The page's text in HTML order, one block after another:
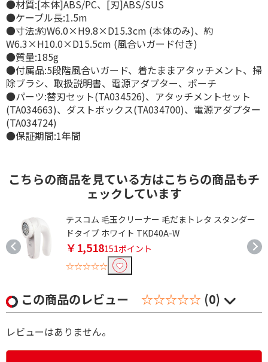
●材質:[本体]ABS/PC、[刃]ABS/SUS
●ケーブル長:1.5m
●寸法:約W6.0×H9.8×D15.3cm (本体のみ)、約
W6.3×H10.0×D15.5cm (風合いガード付き)
●質量:185g
●付属品:5段階風合いガード、着たままアタッチメント、掃
除ブラシ、取扱説明書、電源アダプター、ポーチ
●パーツ:替刃セット(TA034526)、アタッチメントセット
(TA034663)、ダストボックス(TA034700)、電源アダプター
(TA034724)
●保証期間:1年間
こちらの商品を見ている方はこちらの商品もチ
ェックしています
テスコム 毛玉クリーナー 毛だまトレタ スタンダー
ドタイプ ホワイト TKD40A-W
￥1,518151ポイント
☆☆☆☆☆
この商品のレビュー ☆☆☆☆☆ (0)
レビューはありません。